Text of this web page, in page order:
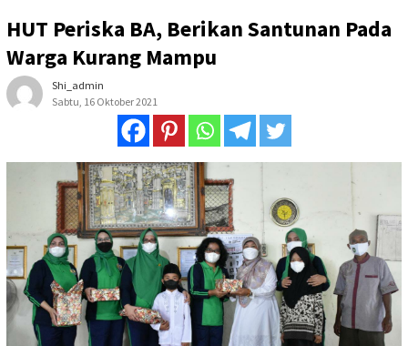
HUT Periska BA, Berikan Santunan Pada
Warga Kurang Mampu
Shi_admin
Sabtu, 16 Oktober 2021